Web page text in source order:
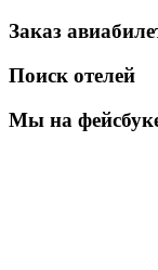
Заказ
Поиск отелей
Мы на